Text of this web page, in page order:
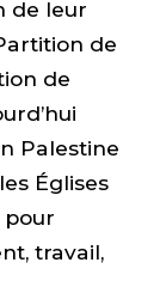
de leur
de
de
Palestine
Églises
pour
travail,